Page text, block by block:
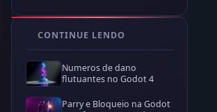
CONTINUE LENDO
Numeros de dano
flutuantes no Godot 4
Parry e Bloqueio na Godot